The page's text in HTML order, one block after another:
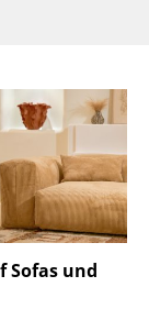
Sofas und